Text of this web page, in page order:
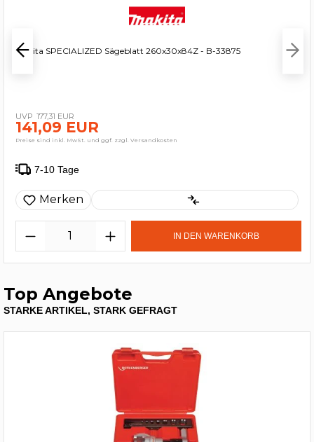
Makita SPECIALIZED Sägeblatt 260x30x84Z - B-33875
177,31 EUR
141,09 EUR
Preise sind inkl. MwSt. und ggf. zzgl. Versandkosten
7-10 Tage
Merken
IN DEN WARENKORB
Top Angebote
STARKE ARTIKEL, STARK GEFRAGT